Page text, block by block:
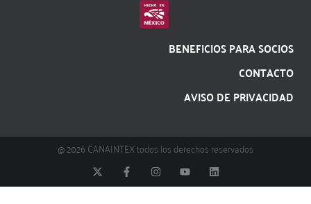
BENEFICIOS PARA SOCIOS
CONTACTO
AVISO DE PRIVACIDAD
@ 2026 CANAINTEX todos los derechos reservados